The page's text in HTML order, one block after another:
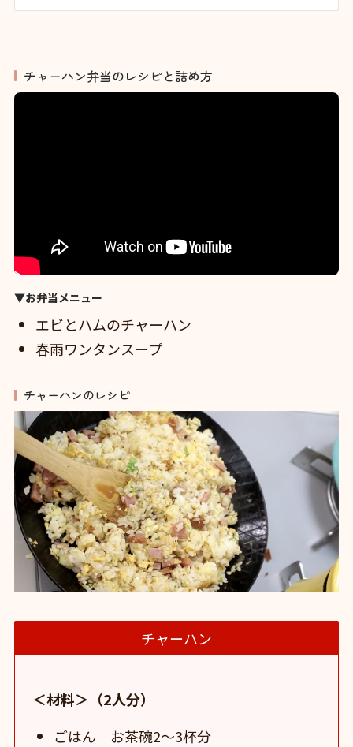
チャーハン弁当のレシピと詰め方
▼お弁当メニュー
エビとハムのチャーハン
春雨ワンタンスープ
チャーハンのレシピ
チャーハン
＜材料＞（2人分）
ごはん お茶碗2～3杯分